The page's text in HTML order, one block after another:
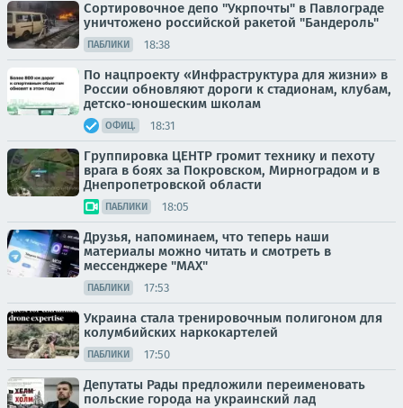
Сортировочное депо "Укрпочты" в Павлограде
уничтожено российской ракетой "Бандероль"
ПАБЛИКИ 18:38
По нацпроекту «Инфраструктура для жизни» в
России обновляют дороги к стадионам, клубам,
детско-юношеским школам
ОФИЦ. 18:31
Группировка ЦЕНТР громит технику и пехоту
врага в боях за Покровском, Мирноградом и в
Днепропетровской области
ПАБЛИКИ 18:05
Друзья, напоминаем, что теперь наши
материалы можно читать и смотреть в
мессенджере "МАХ"
ПАБЛИКИ 17:53
Украина стала тренировочным полигоном для
колумбийских наркокартелей
ПАБЛИКИ 17:50
Депутаты Рады предложили переименовать
польские города на украинский лад